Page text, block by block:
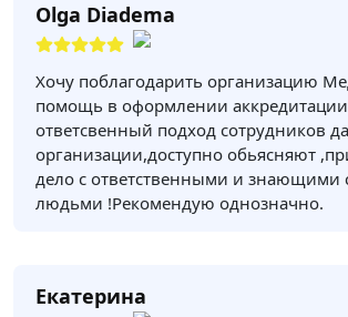
Olga Diadema
Хочу поблагодарить организацию
помощь в оформлении
ответсвенный подход сотрудников
организации,доступно обьясняют
дело с ответственными и знающими
людьми !Рекомендую однозначно.
Екатерина